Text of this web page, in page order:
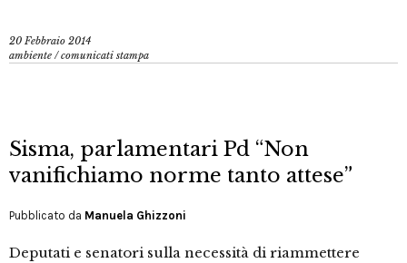
20 Febbraio 2014
ambiente /comunicati stampa
Sisma, parlamentari Pd “Non
vanifichiamo norme tanto attese”
Pubblicato da Manuela Ghizzoni
Deputati e senatori sulla necessità di riammettere